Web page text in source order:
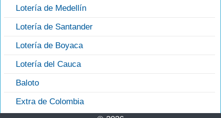
Lotería de Medellín
Lotería de Santander
Lotería de Boyaca
Lotería del Cauca
Baloto
Extra de Colombia